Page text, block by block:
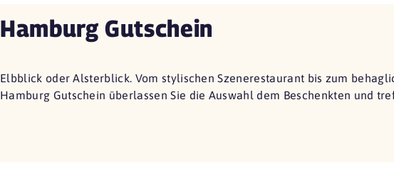
Hamburg Gutschein
Elbblick oder Alsterblick. Vom stylischen Szenerestaurant bis zum
Hamburg Gutschein überlassen Sie die Auswahl dem Beschenkten und